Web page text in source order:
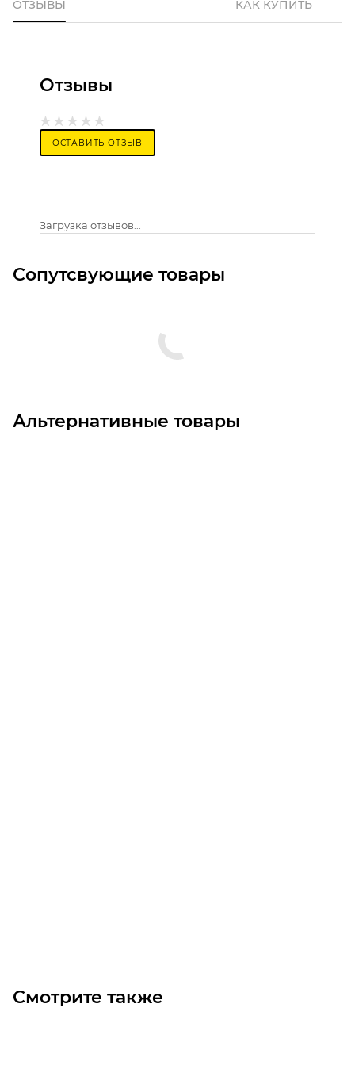
ОТЗЫВЫ КАК КУПИТЬ
Отзывы
ОСТАВИТЬ ОТЗЫВ
Загрузка отзывов...
Сопутсвующие товары
Альтернативные товары
Смотрите также